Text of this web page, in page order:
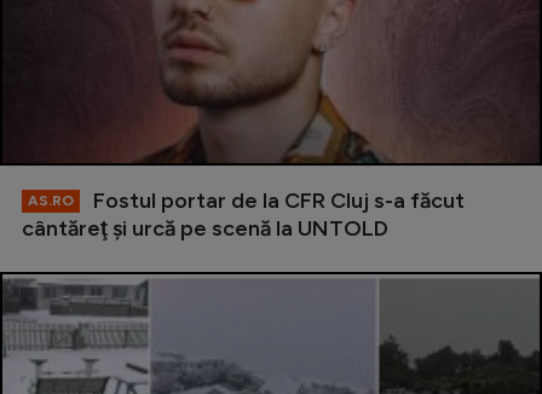
AS.RO
Fostul portar de la CFR Cluj s-a făcut
cântăreţ şi urcă pe scenă la UNTOLD